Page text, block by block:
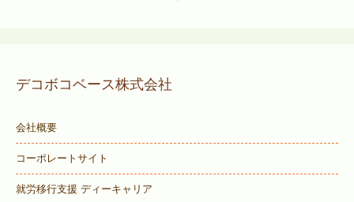
デコボコベース株式会社
会社概要
コーポレートサイト
就労移行支援 ディーキャリア